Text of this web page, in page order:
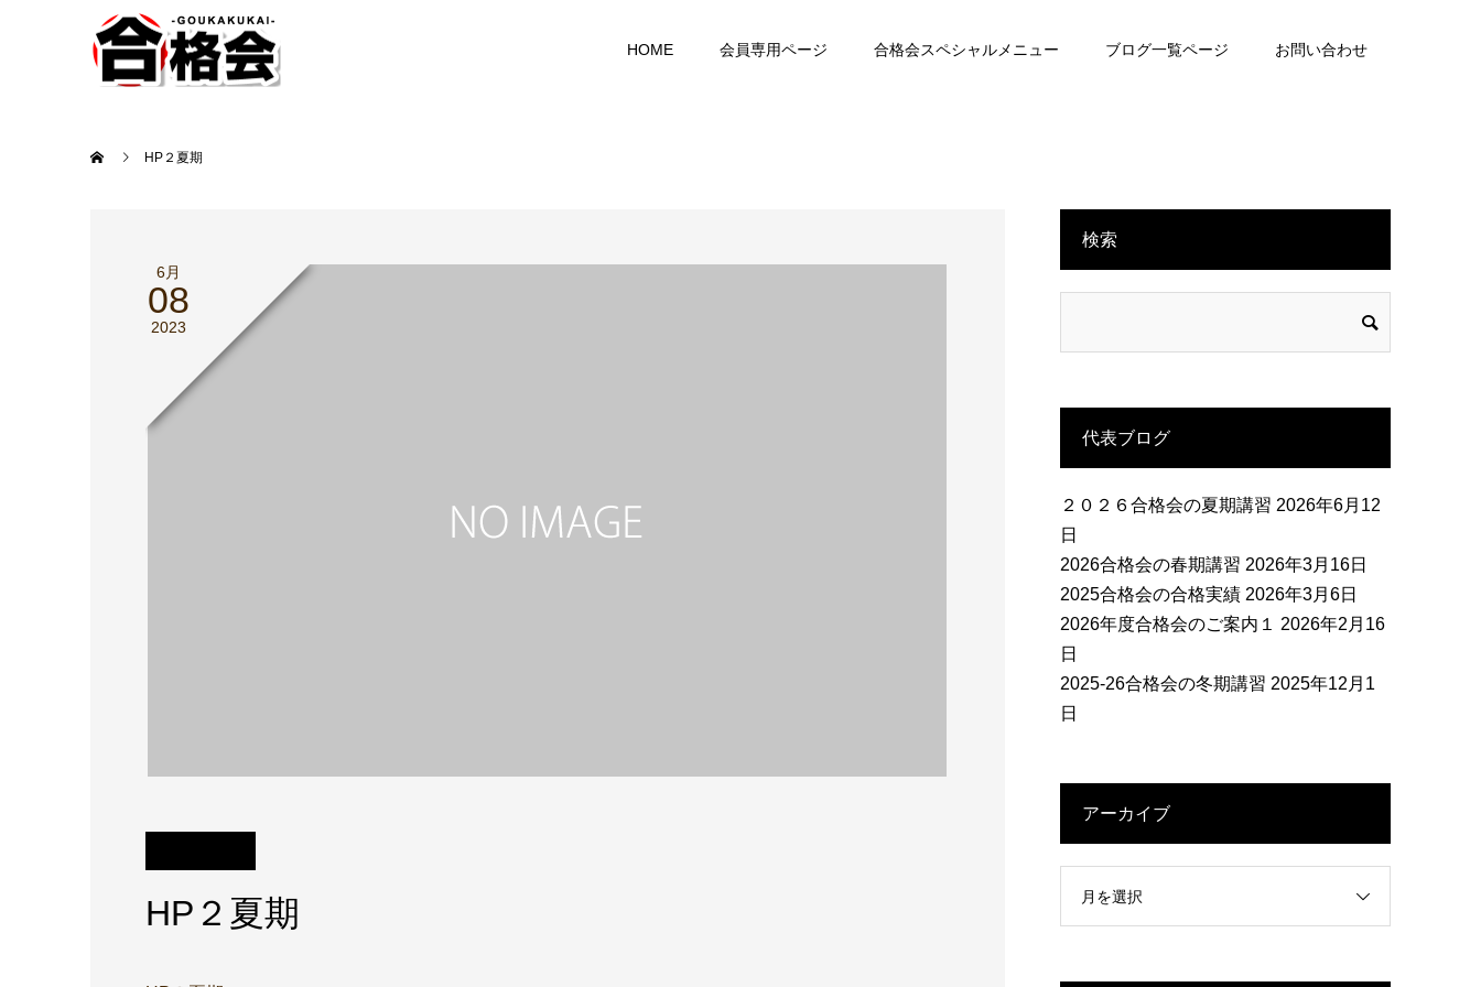
HOME 会員専用ページ 合格会スペシャルメニュー ブログ一覧ページ お問い合わせ
HP２夏期
6月
08
2023
HP２夏期
検索
代表ブログ
２０２６合格会の夏期講習 2026年6月12
日
2026合格会の春期講習 2026年3月16日
2025合格会の合格実績 2026年3月6日
2026年度合格会のご案内１
2026年2月16
日
2025-26合格会の冬期講習 2025年12月1
日
アーカイブ
月を選択